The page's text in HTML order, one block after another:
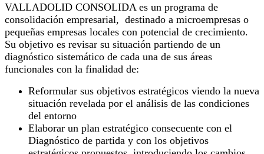
VALLADOLID CONSOLIDA es un programa de
consolidación empresarial, destinado a microempresas o
pequeñas empresas locales con potencial de crecimiento.
Su objetivo es revisar su situación partiendo de un
diagnóstico sistemático de cada una de sus áreas
funcionales con la finalidad de:
Reformular sus objetivos estratégicos viendo la nueva
situación revelada por el análisis de las condiciones
del entorno
Elaborar un plan estratégico consecuente con el
Diagnóstico de partida y con los objetivos